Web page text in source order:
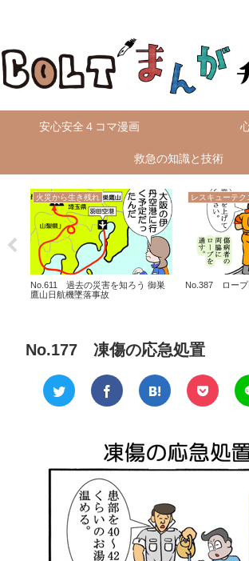
安心安全４コマ漫画
救急の知識と技術
火災から生き残れ
No.611 過去の災害を知ろう 御巣
鷹山日航機墜落事故
レスキューテク
No.387 ロープ
No.177 凍傷の応急処置